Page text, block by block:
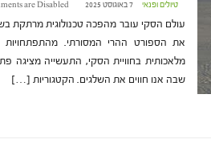
טיולים ופנאי 7 באוגוסט 2025 at 12:57 are Disabled
את הספורט ההרי המסורתי. מהתפתחויות
מלאכותית בחוויית הסקי, התעשייה מציגה
שבה אנו חווים את השלגים. הקטגוריות […]